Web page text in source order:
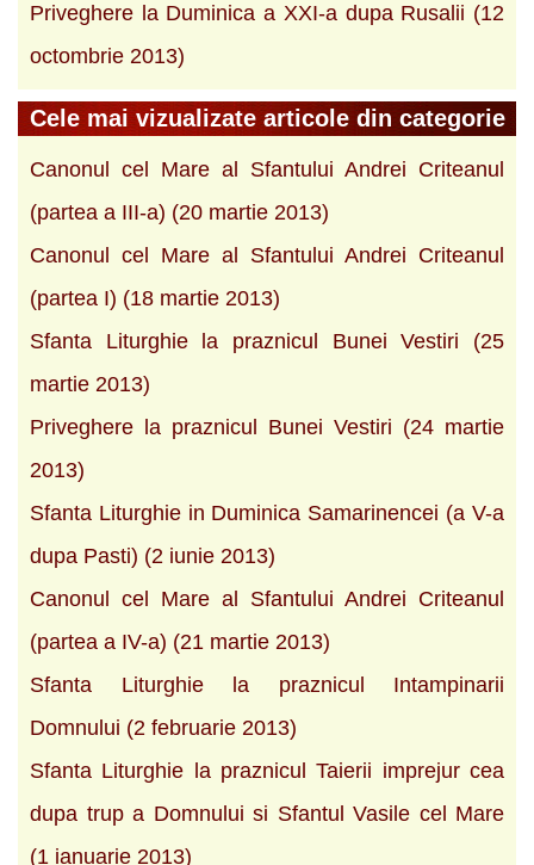
Priveghere la Duminica a XXI-a dupa Rusalii (12
octombrie 2013)
Cele mai vizualizate articole din categorie
Canonul cel Mare al Sfantului Andrei Criteanul
(partea a III-a) (20 martie 2013)
Canonul cel Mare al Sfantului Andrei Criteanul
(partea I) (18 martie 2013)
Sfanta Liturghie la praznicul Bunei Vestiri (25
martie 2013)
Priveghere la praznicul Bunei Vestiri (24 martie
2013)
Sfanta Liturghie in Duminica Samarinencei (a V-a
dupa Pasti) (2 iunie 2013)
Canonul cel Mare al Sfantului Andrei Criteanul
(partea a IV-a) (21 martie 2013)
Sfanta Liturghie la praznicul Intampinarii
Domnului (2 februarie 2013)
Sfanta Liturghie la praznicul Taierii imprejur cea
dupa trup a Domnului si Sfantul Vasile cel Mare
(1 ianuarie 2013)